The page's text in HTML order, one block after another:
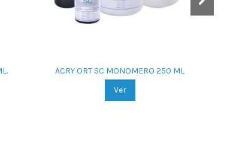
ACRY ORT SC MONOMERO 250 ML
Ver